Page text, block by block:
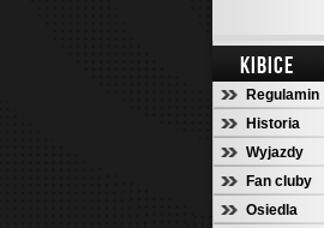
KIBICE
Regulamin
Historia
Wyjazdy
Fan cluby
Osiedla